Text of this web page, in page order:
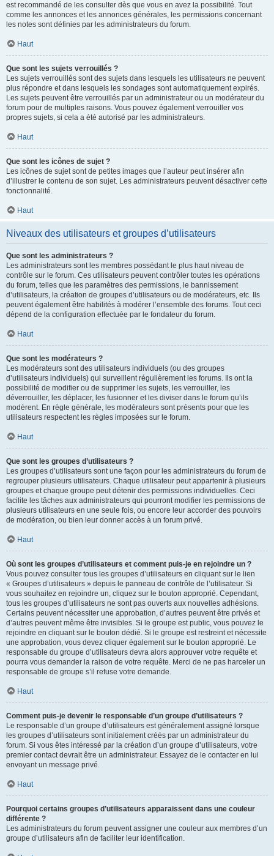
est recommandé de les consulter dès que vous en avez la possibilité. Tout
comme les annonces et les annonces générales, les permissions concernant
les notes sont définies par les administrateurs du forum.
Haut
Que sont les sujets verrouillés ?
Les sujets verrouillés sont des sujets dans lesquels les utilisateurs ne peuvent
plus répondre et dans lesquels les sondages sont automatiquement expirés.
Les sujets peuvent être verrouillés par un administrateur ou un modérateur du
forum pour de multiples raisons. Vous pouvez également verrouiller vos
propres sujets, si cela a été autorisé par les administrateurs.
Haut
Que sont les icônes de sujet ?
Les icônes de sujet sont de petites images que l’auteur peut insérer afin
d’illustrer le contenu de son sujet. Les administrateurs peuvent désactiver cette
fonctionnalité.
Haut
Niveaux des utilisateurs et groupes d’utilisateurs
Que sont les administrateurs ?
Les administrateurs sont les membres possédant le plus haut niveau de
contrôle sur le forum. Ces utilisateurs peuvent contrôler toutes les opérations
du forum, telles que les paramètres des permissions, le bannissement
d’utilisateurs, la création de groupes d’utilisateurs ou de modérateurs, etc. Ils
peuvent également être habilités à modérer l’ensemble des forums. Tout ceci
dépend de la configuration effectuée par le fondateur du forum.
Haut
Que sont les modérateurs ?
Les modérateurs sont des utilisateurs individuels (ou des groupes
d’utilisateurs individuels) qui surveillent régulièrement les forums. Ils ont la
possibilité de modifier ou de supprimer les sujets, les verrouiller, les
déverrouiller, les déplacer, les fusionner et les diviser dans le forum qu’ils
modèrent. En règle générale, les modérateurs sont présents pour que les
utilisateurs respectent les règles imposées sur le forum.
Haut
Que sont les groupes d’utilisateurs ?
Les groupes d’utilisateurs sont une façon pour les administrateurs du forum de
regrouper plusieurs utilisateurs. Chaque utilisateur peut appartenir à plusieurs
groupes et chaque groupe peut détenir des permissions individuelles. Ceci
facilite les tâches aux administrateurs qui pourront modifier les permissions de
plusieurs utilisateurs en une seule fois, ou encore leur accorder des pouvoirs
de modération, ou bien leur donner accès à un forum privé.
Haut
Où sont les groupes d’utilisateurs et comment puis-je en rejoindre un ?
Vous pouvez consulter tous les groupes d’utilisateurs en cliquant sur le lien
« Groupes d’utilisateurs » depuis le panneau de contrôle de l’utilisateur. Si
vous souhaitez en rejoindre un, cliquez sur le bouton approprié. Cependant,
tous les groupes d’utilisateurs ne sont pas ouverts aux nouvelles adhésions.
Certains peuvent nécessiter une approbation, d’autres peuvent être privés et
d’autres peuvent même être invisibles. Si le groupe est public, vous pouvez le
rejoindre en cliquant sur le bouton dédié. Si le groupe est restreint et nécessite
une approbation, vous devez cliquer également sur le bouton approprié. Le
responsable du groupe d’utilisateurs devra alors approuver votre requête et
pourra vous demander la raison de votre requête. Merci de ne pas harceler un
responsable de groupe s’il refuse votre demande.
Haut
Comment puis-je devenir le responsable d’un groupe d’utilisateurs ?
Le responsable d’un groupe d’utilisateurs est généralement assigné lorsque
les groupes d’utilisateurs sont initialement créés par un administrateur du
forum. Si vous êtes intéressé par la création d’un groupe d’utilisateurs, votre
premier contact devrait être un administrateur. Essayez de le contacter en lui
envoyant un message privé.
Haut
Pourquoi certains groupes d’utilisateurs apparaissent dans une couleur
différente ?
Les administrateurs du forum peuvent assigner une couleur aux membres d’un
groupe d’utilisateurs afin de faciliter leur identification.